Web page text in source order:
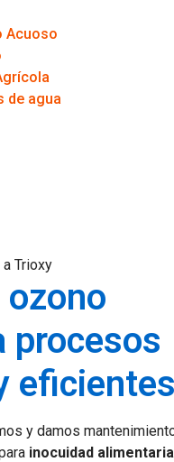
Acuoso
de agua
Trioxy
procesos
y damos
inocuidad